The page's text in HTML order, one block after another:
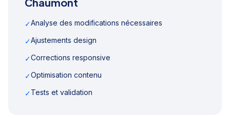
✓Analyse des modifications nécessaires
✓Ajustements design
✓Corrections responsive
✓Optimisation contenu
✓Tests et validation